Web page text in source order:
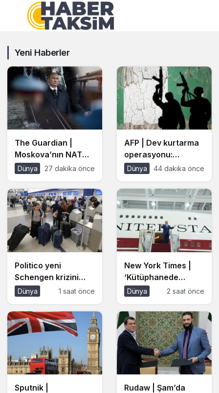
Yeni Haberler
The Guardian |
Moskova’nın NATO
ülkelerine saldırma
İHA’larla ‘Ukrayna
vurdu’ senaryosu
Dünya 27 dakika önce
AFP | Dev kurtarma
operasyonu:
Nijerya’da kaçırılan
kavuştu
Dünya 44 dakika önce
Politico yeni
Schengen krizini
yazdı: Pasaport
biyometrik kontrol
şartı kalktı
Dünya 1 saat önce
New York Times |
‘Kütüphanede
sergilenecek’
400 milyon dolarlık
Katar jeti planı
değişti
Dünya 2 saat önce
Sputnik |
Rudaw | Şam’da